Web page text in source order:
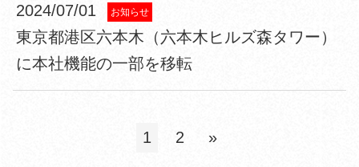
2024/07/01 お知らせ
東京都港区六本木（六本木ヒルズ森タワー）
に本社機能の一部を移転
1 2 »